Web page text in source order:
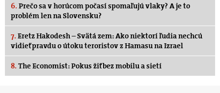
6. Prečo sa v horúcom počasí spomaľujú vlaky? A je to
problém len na Slovensku?
7. Eretz Hakodesh – Svätá zem: Ako niektorí ľudia nechcú
vidieť pravdu o útoku teroristov z Hamasu na Izrael
8. The Economist: Pokus žiť bez mobilu a sietí